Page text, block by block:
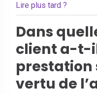
Lire plus tard ?
Dans
client a-t-
prestation
vertu de